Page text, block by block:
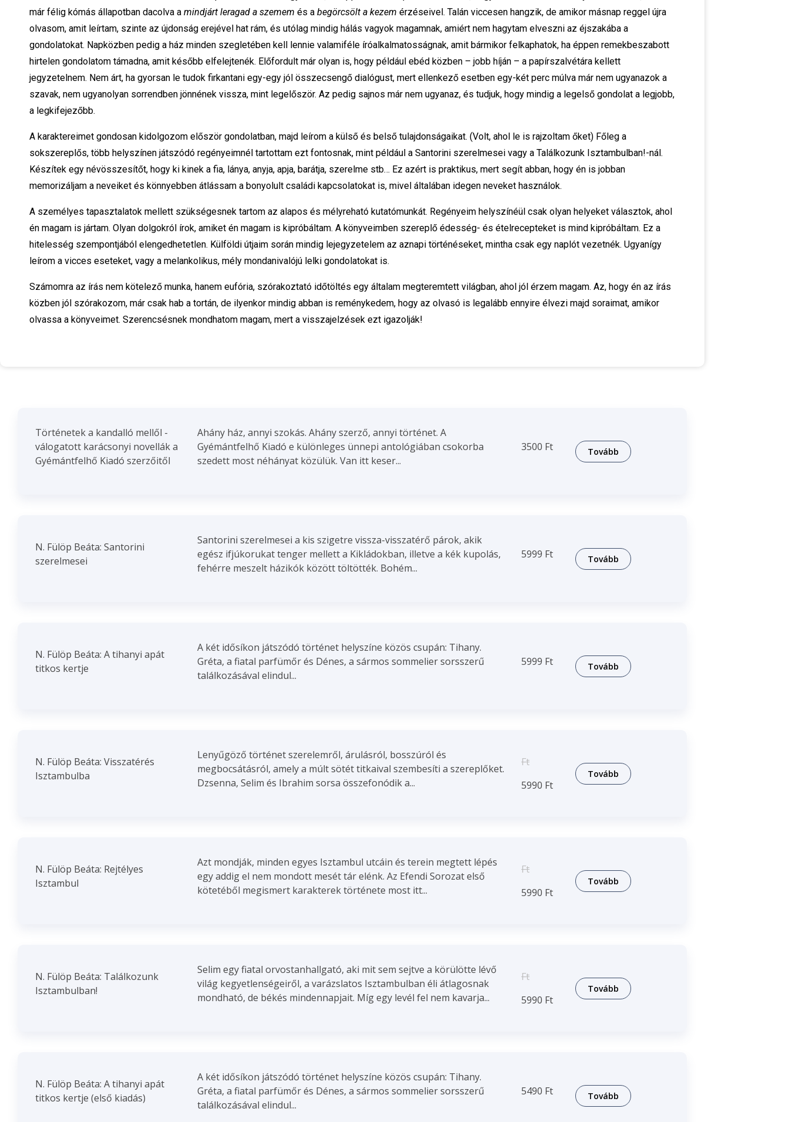
már félig kómás állapotban dacolva a mindjárt leragad a szemem és a begörcsölt a kezem érzéseivel. Talán viccesen hangzik, de amikor másnap reggel újra
olvasom, amit leírtam, szinte az újdonság erejével hat rám, és utólag mindig hálás vagyok magamnak, amiért nem hagytam elveszni az éjszakába a
gondolatokat. Napközben pedig a ház minden szegletében kell lennie valamiféle íróalkalmatosságnak, amit bármikor felkaphatok, ha éppen remekbeszabott
hirtelen gondolatom támadna, amit később elfelejtenék. Előfordult már olyan is, hogy például ebéd közben – jobb híján – a papírszalvétára kellett
jegyzetelnem. Nem árt, ha gyorsan le tudok firkantani egy-egy jól összecsengő dialógust, mert ellenkező esetben egy-két perc múlva már nem ugyanazok a
szavak, nem ugyanolyan sorrendben jönnének vissza, mint legelőször. Az pedig sajnos már nem ugyanaz, és tudjuk, hogy mindig a legelső gondolat a legjobb,
a legkifejezőbb.
A karaktereimet gondosan kidolgozom először gondolatban, majd leírom a külső és belső tulajdonságaikat. (Volt, ahol le is rajzoltam őket) Főleg a
sokszereplős, több helyszínen játszódó regényeimnél tartottam ezt fontosnak, mint például a Santorini szerelmesei vagy a Találkozunk Isztambulban!-nál.
Készítek egy névösszesítőt, hogy ki kinek a fia, lánya, anyja, apja, barátja, szerelme stb… Ez azért is praktikus, mert segít abban, hogy én is jobban
memorizáljam a neveiket és könnyebben átlássam a bonyolult családi kapcsolatokat is, mivel általában idegen neveket használok.
A személyes tapasztalatok mellett szükségesnek tartom az alapos és mélyreható kutatómunkát. Regényeim helyszínéül csak olyan helyeket választok, ahol
én magam is jártam. Olyan dolgokról írok, amiket én magam is kipróbáltam. A könyveimben szereplő édesség- és ételrecepteket is mind kipróbáltam. Ez a
hitelesség szempontjából elengedhetetlen. Külföldi útjaim során mindig lejegyzetelem az aznapi történéseket, mintha csak egy naplót vezetnék. Ugyanígy
leírom a vicces eseteket, vagy a melankolikus, mély mondanivalójú lelki gondolatokat is.
Számomra az írás nem kötelező munka, hanem eufória, szórakoztató időtöltés egy általam megteremtett világban, ahol jól érzem magam. Az, hogy én az írás
közben jól szórakozom, már csak hab a tortán, de ilyenkor mindig abban is reménykedem, hogy az olvasó is legalább ennyire élvezi majd soraimat, amikor
olvassa a könyveimet. Szerencsésnek mondhatom magam, mert a visszajelzések ezt igazolják!
Történetek a kandalló mellől -
válogatott karácsonyi novellák a
Gyémántfelhő Kiadó szerzőitől
Ahány ház, annyi szokás. Ahány szerző, annyi történet. A
Gyémántfelhő Kiadó e különleges ünnepi antológiában csokorba
szedett most néhányat közülük. Van itt keser...
3500 Ft Tovább
N. Fülöp Beáta: Santorini
szerelmesei
Santorini szerelmesei a kis szigetre vissza-visszatérő párok, akik
egész ifjúkorukat tenger mellett a Kikládokban, illetve a kék kupolás,
fehérre meszelt házikók között töltötték. Bohém...
5999 Ft Tovább
N. Fülöp Beáta: A tihanyi apát
titkos kertje
A két idősíkon játszódó történet helyszíne közös csupán: Tihany.
Gréta, a fiatal parfümőr és Dénes, a sármos sommelier sorsszerű
találkozásával elindul...
5999 Ft Tovább
N. Fülöp Beáta: Visszatérés
Isztambulba
Lenyűgöző történet szerelemről, árulásról, bosszúról és
megbocsátásról, amely a múlt sötét titkaival szembesíti a szereplőket.
Dzsenna, Selim és Ibrahim sorsa összefonódik a...
Ft
5990 Ft
Tovább
N. Fülöp Beáta: Rejtélyes
Isztambul
Azt mondják, minden egyes Isztambul utcáin és terein megtett lépés
egy addig el nem mondott mesét tár elénk. Az Efendi Sorozat első
kötetéből megismert karakterek története most itt...
Ft
5990 Ft
Tovább
N. Fülöp Beáta: Találkozunk
Isztambulban!
Selim egy fiatal orvostanhallgató, aki mit sem sejtve a körülötte lévő
világ kegyetlenségeiről, a varázslatos Isztambulban éli átlagosnak
mondható, de békés mindennapjait. Míg egy levél fel nem kavarja...
Ft
5990 Ft
Tovább
N. Fülöp Beáta: A tihanyi apát
titkos kertje (első kiadás)
A két idősíkon játszódó történet helyszíne közös csupán: Tihany.
Gréta, a fiatal parfümőr és Dénes, a sármos sommelier sorsszerű
találkozásával elindul...
5490 Ft Tovább